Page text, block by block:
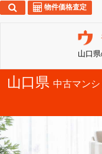
山口
物件価格査定
山口県 中古マン